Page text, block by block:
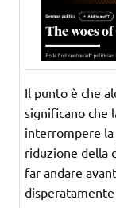
Il punto è che
significano che
interrompere la
riduzione della
far andare